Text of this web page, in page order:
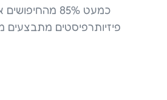
כמעט 85%
פיזיותרפיסטים מתבצעים